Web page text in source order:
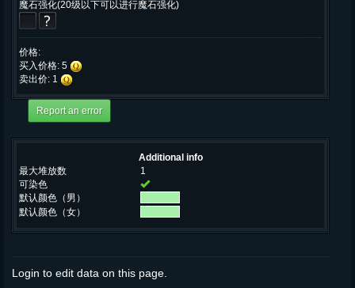
魔石强化(20级以下可以进行魔石强化)
价格:
买入价格: 5
卖出价: 1
Additional info
最大堆放数
1
可染色
默认颜色（男）
默认颜色（女）
Login to edit data on this page.